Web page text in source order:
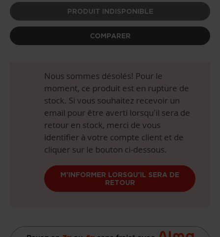
PRODUIT INDISPONIBLE
COMPARER
Nous sommes désolés! Pour le
moment, ce produit est en rupture de
stock. Si vous souhaitez recevoir un
email pour être averti lorsqu'il sera de
retour en stock, merci de vous
identifier à votre compte client et de
cliquer sur le bouton ci-dessous.
M'INFORMER LORSQU'IL SERA DE
RETOUR